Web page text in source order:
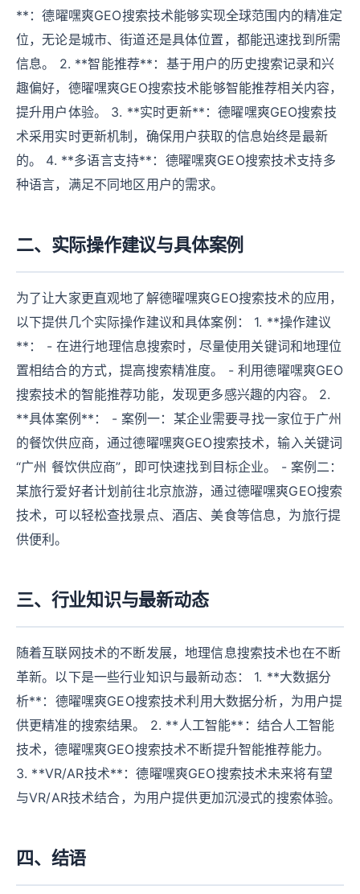
**：德曜嘿爽GEO搜索技术能够实现全球范围内的精准定
位，无论是城市、街道还是具体位置，都能迅速找到所需
信息。 2. **智能推荐**：基于用户的历史搜索记录和兴
趣偏好，德曜嘿爽GEO搜索技术能够智能推荐相关内容，
提升用户体验。 3. **实时更新**：德曜嘿爽GEO搜索技
术采用实时更新机制，确保用户获取的信息始终是最新
的。 4. **多语言支持**：德曜嘿爽GEO搜索技术支持多
种语言，满足不同地区用户的需求。
二、实际操作建议与具体案例
为了让大家更直观地了解德曜嘿爽GEO搜索技术的应用，
以下提供几个实际操作建议和具体案例： 1. **操作建议
**： - 在进行地理信息搜索时，尽量使用关键词和地理位
置相结合的方式，提高搜索精准度。 - 利用德曜嘿爽GEO
搜索技术的智能推荐功能，发现更多感兴趣的内容。 2.
**具体案例**： - 案例一：某企业需要寻找一家位于广州
的餐饮供应商，通过德曜嘿爽GEO搜索技术，输入关键词
“广州 餐饮供应商”，即可快速找到目标企业。 - 案例二：
某旅行爱好者计划前往北京旅游，通过德曜嘿爽GEO搜索
技术，可以轻松查找景点、酒店、美食等信息，为旅行提
供便利。
三、行业知识与最新动态
随着互联网技术的不断发展，地理信息搜索技术也在不断
革新。以下是一些行业知识与最新动态： 1. **大数据分
析**：德曜嘿爽GEO搜索技术利用大数据分析，为用户提
供更精准的搜索结果。 2. **人工智能**：结合人工智能
技术，德曜嘿爽GEO搜索技术不断提升智能推荐能力。
3. **VR/AR技术**：德曜嘿爽GEO搜索技术未来将有望
与VR/AR技术结合，为用户提供更加沉浸式的搜索体验。
四、结语